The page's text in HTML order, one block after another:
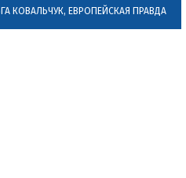
КОВАЛЬЧУК, ЕВРОПЕЙСКАЯ ПРАВДА